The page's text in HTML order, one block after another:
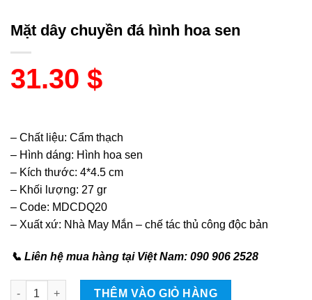
Mặt dây chuyền đá hình hoa sen
31.30 $
– Chất liệu: Cẩm thạch
– Hình dáng: Hình hoa sen
– Kích thước: 4*4.5 cm
– Khối lượng: 27 gr
– Code: MDCDQ20
– Xuất xứ: Nhà May Mắn – chế tác thủ công độc bản
📞 Liên hệ mua hàng tại Việt Nam: 090 906 2528
Mặt dây chuyền đá hình hoa sen quantity
THÊM VÀO GIỎ HÀNG